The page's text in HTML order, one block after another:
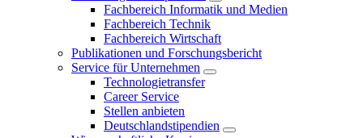
Fachbereich Informatik und Medien
Fachbereich Technik
Fachbereich Wirtschaft
Publikationen und Forschungsbericht
Service für Unternehmen
Technologietransfer
Career Service
Stellen anbieten
Deutschlandstipendien